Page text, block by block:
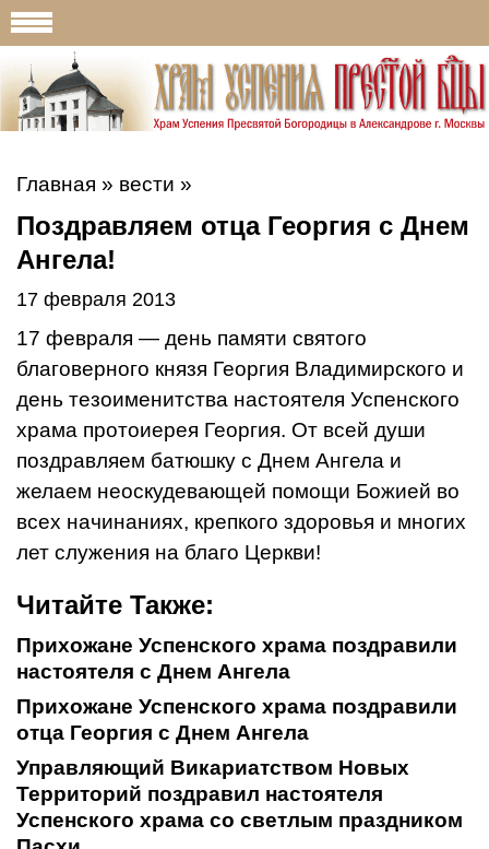
Главная » вести »
Поздравляем отца Георгия с Днем
Ангела!
17 февраля 2013
17 февраля — день памяти святого
благоверного князя Георгия Владимирского и
день тезоименитства настоятеля Успенского
храма протоиерея Георгия. От всей души
поздравляем батюшку с Днем Ангела и
желаем неоскудевающей помощи Божией во
всех начинаниях, крепкого здоровья и многих
лет служения на благо Церкви!
Читайте Также:
Прихожане Успенского храма поздравили
настоятеля с Днем Ангела
Прихожане Успенского храма поздравили
отца Георгия с Днем Ангела
Управляющий Викариатством Новых
Территорий поздравил настоятеля
Успенского храма со светлым праздником